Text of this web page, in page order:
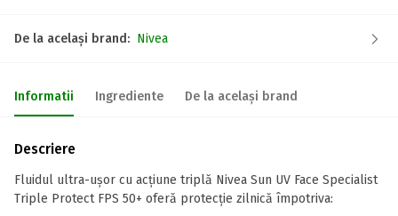
De la același brand: Nivea
Informatii Ingrediente De la același brand
Descriere
Fluidul ultra-ușor cu acțiune triplă Nivea Sun UV Face Specialist
Triple Protect FPS 50+ oferă protecție zilnică împotriva: